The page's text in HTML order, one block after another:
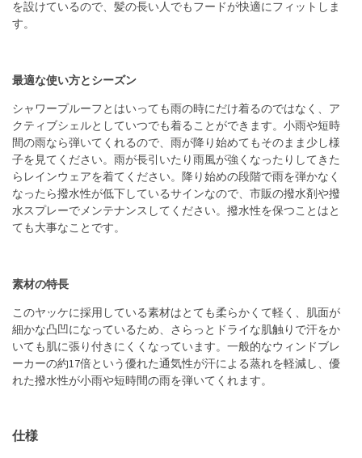
を設けているので、髪の長い人でもフードが快適にフィットしま
す。
最適な使い方とシーズン
シャワープルーフとはいっても雨の時にだけ着るのではなく、ア
クティブシェルとしていつでも着ることができます。小雨や短時
間の雨なら弾いてくれるので、雨が降り始めてもそのまま少し様
子を見てください。雨が長引いたり雨風が強くなったりしてきた
らレインウェアを着てください。降り始めの段階で雨を弾かなく
なったら撥水性が低下しているサインなので、市販の撥水剤や撥
水スプレーでメンテナンスしてください。撥水性を保つことはと
ても大事なことです。
素材の特長
このヤッケに採用している素材はとても柔らかくて軽く、肌面が
細かな凸凹になっているため、さらっとドライな肌触りで汗をか
いても肌に張り付きにくくなっています。一般的なウィンドブレ
ーカーの約17倍という優れた通気性が汗による蒸れを軽減し、優
れた撥水性が小雨や短時間の雨を弾いてくれます。
仕様